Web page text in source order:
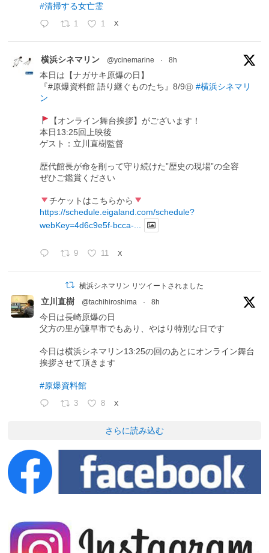
#清掃する女亡霊
1 1 X
横浜シネマリン @ycinemarine · 8h
本日は【ナガサキ原爆の日】
『#原爆資料館 語り継ぐものたち』8/9㊐#横浜シネマリ
ン
【オンライン舞台挨拶】がございます！
本日13:25回上映後
ゲスト：立川直樹監督
歴代館長が命を削って守り続けた”歴史の現場”の全容
ぜひご鑑賞ください
チケットはこちらから
https://schedule.eigaland.com/schedule?
webKey=4d6c9e5f-bcca-...
9 11 X
横浜シネマリン リツイートされました
立川直樹 @tachihiroshima · 8h
今日は長崎原爆の日
父方の里が諫早市でもあり、やはり特別な日です
今日は横浜シネマリン13:25の回のあとにオンライン舞台
挨拶させて頂きます
#原爆資料館
3 8 X
さらに読み込む